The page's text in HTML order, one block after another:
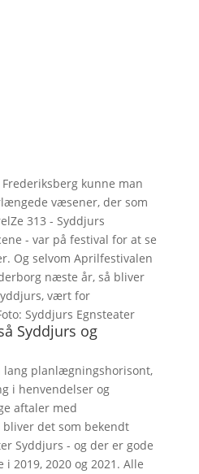
kunne man
væsener, der som
313 - Syddjurs
- var på festival for at se
Og selvom Aprilfestivalen
næste år, så bliver
vært for
Syddjurs Egnsteater
Syddjurs og
planlægningshorisont,
i henvendelser og
aftaler med
det som bekendt
Syddjurs - og der er gode
2019, 2020 og 2021. Alle